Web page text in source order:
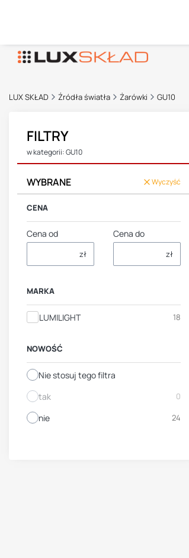
LUX SKŁAD Źródła światła Żarówki GU10
FILTRY
w kategorii: GU10
WYBRANE Wyczyść
CENA
Cena od
zł
Cena do
zł
MARKA
Marka
LUMILIGHT 18
NOWOŚĆ
Nie stosuj tego filtra
tak
0
nie 24